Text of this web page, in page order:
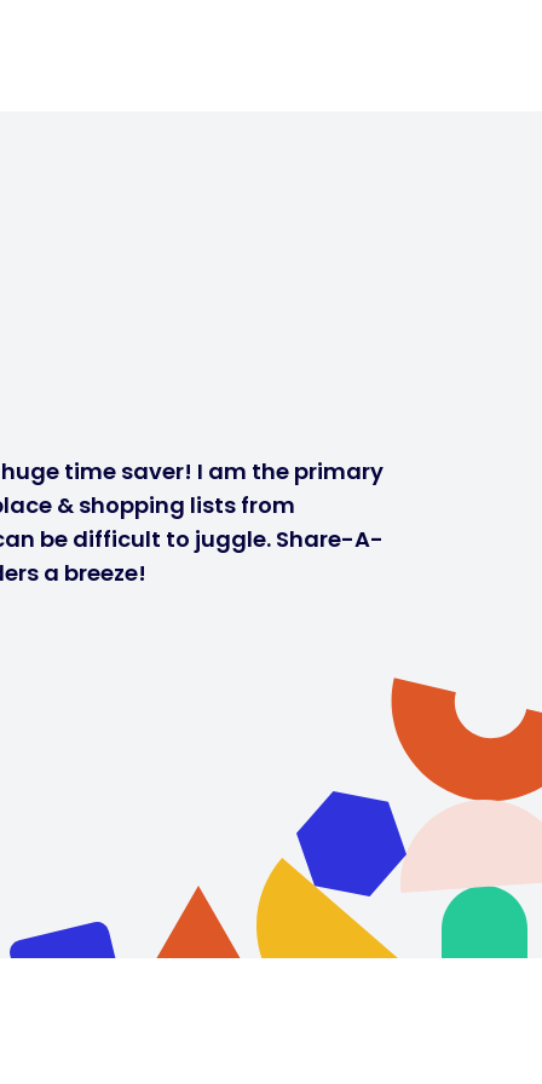
time saver! I am the primary
& shopping lists from
be difficult to juggle. Share-A-
a breeze!